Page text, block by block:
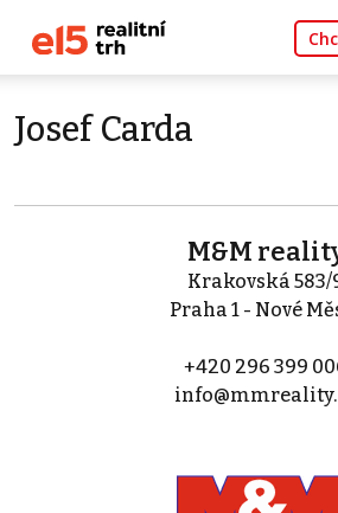
Josef Carda
M&M
Krakovská 583/
Praha 1 - Nové
+420 296 399